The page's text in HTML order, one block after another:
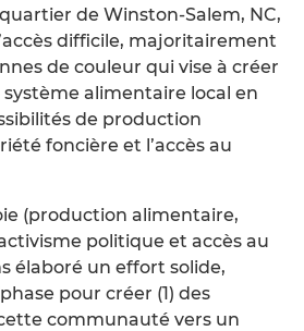
de Winston-Salem, NC,
difficile, majoritairement
de couleur qui vise à créer
alimentaire local en
de production
foncière et l’accès au
(production alimentaire,
politique et accès au
élaboré un effort solide,
pour créer (1) des
communauté vers un